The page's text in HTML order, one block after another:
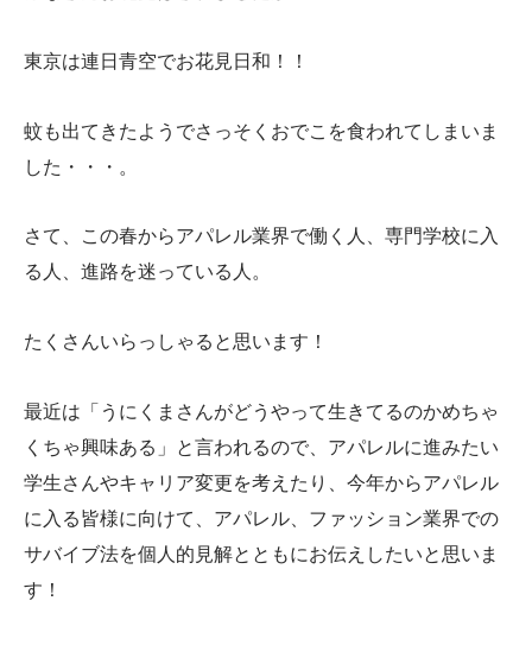
東京は連日青空でお花見日和！！
蚊も出てきたようでさっそくおでこを食われてしまいま
した・・・。
さて、この春からアパレル業界で働く人、専門学校に入
る人、進路を迷っている人。
たくさんいらっしゃると思います！
最近は「うにくまさんがどうやって生きてるのかめちゃ
くちゃ興味ある」と言われるので、アパレルに進みたい
学生さんやキャリア変更を考えたり、今年からアパレル
に入る皆様に向けて、アパレル、ファッション業界での
サバイブ法を個人的見解とともにお伝えしたいと思いま
す！